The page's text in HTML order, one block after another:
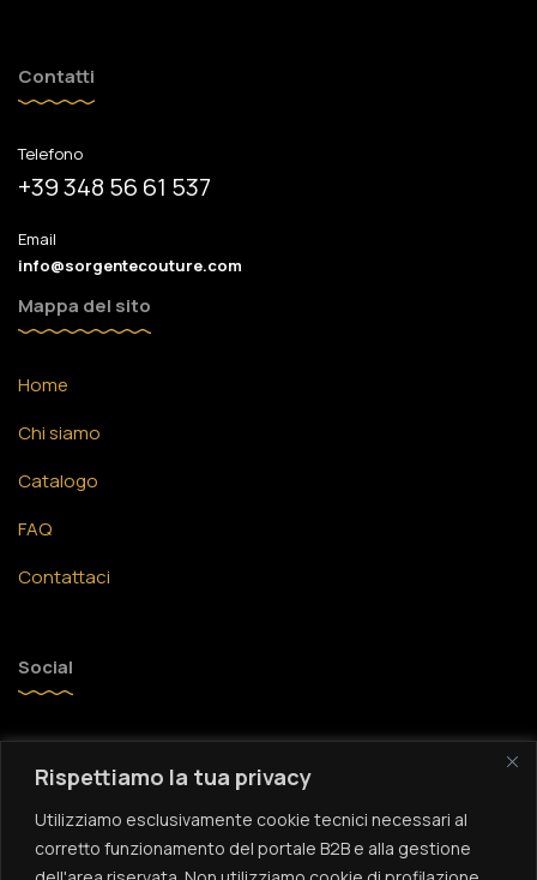
Rispettiamo la tua privacy
Utilizziamo esclusivamente cookie tecnici necessari al
corretto funzionamento del portale B2B e alla gestione
Contatti
Telefono
+39 348 56 61 537
Email
info@sorgentecouture.com
Mappa del sito
Home
Chi siamo
Catalogo
FAQ
Contattaci
Social
Facebook
Instagram
YouTube